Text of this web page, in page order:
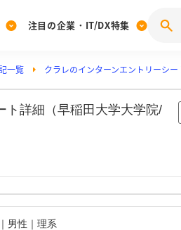
[27卒] 本選考体験記投稿キャンペー
みんなのDX企業就職ブランド調査
注目の企業・IT/DX特集
一覧 クラレのインターンエントリーシー
ト詳細（早稲田大学大学院/
男性｜理系